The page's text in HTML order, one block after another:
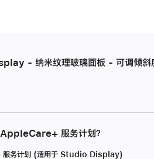
- 纳米纹理玻璃面板 - 可调倾斜
服务计划？
务计划 (适用于 Studio Display)